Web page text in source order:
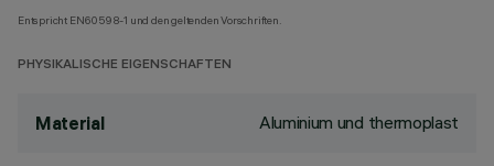
Entspricht EN60598-1 und den geltenden Vorschriften.
PHYSIKALISCHE EIGENSCHAFTEN
Material Aluminium und thermoplast